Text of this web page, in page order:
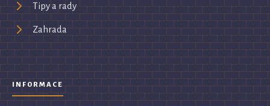
Tipy a rady
Zahrada
INFORMACE